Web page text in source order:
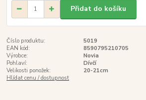
Přidat do košíku
Číslo produktu:
5019
EAN kód:
8590795210705
Výrobce:
Novia
Pohlaví:
Dívčí
Velikosti ponožek:
20-21cm
Hlídat cenu / dostupnost